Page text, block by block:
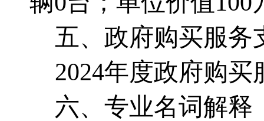
五、政府购买服务
2024年度政府购买
六、专业名词解释